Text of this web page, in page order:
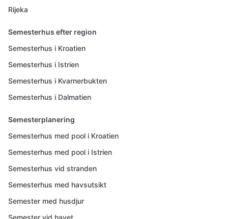
Rijeka
Semesterhus efter region
Semesterhus i Kroatien
Semesterhus i Istrien
Semesterhus i Kvarnerbukten
Semesterhus i Dalmatien
Semesterplanering
Semesterhus med pool i Kroatien
Semesterhus med pool i Istrien
Semesterhus vid stranden
Semesterhus med havsutsikt
Semester med husdjur
Semester vid havet